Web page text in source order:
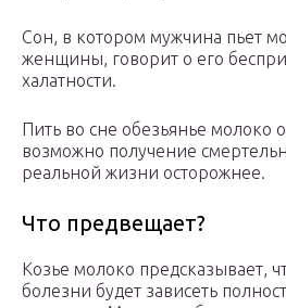
Сон, в котором мужчина пьет
женщины, говорит о его
халатности.
Пить во сне обезьянье молоко
возможно получение
реальной жизни осторожнее.
Что предвещает?
Козье молоко предсказывает,
болезни будет зависеть